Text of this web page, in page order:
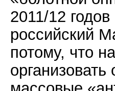
2011/12
российский
потому, что
организовать